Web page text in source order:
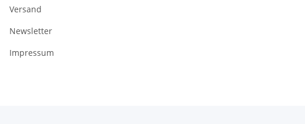
Versand
Newsletter
Impressum